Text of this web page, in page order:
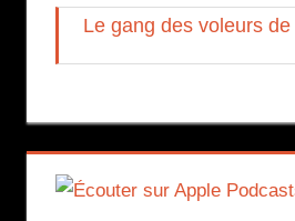
Le gang des voleurs